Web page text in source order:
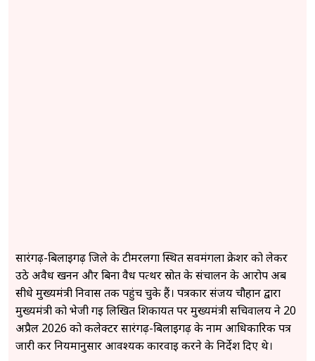
सारंगढ़-बिलाईगढ़ जिले के टीमरलगा स्थित सर्वमंगला क्रेशर को लेकर
उठे अवैध खनन और बिना वैध पत्थर स्रोत के संचालन के आरोप अब
सीधे मुख्यमंत्री निवास तक पहुंच चुके हैं। पत्रकार संजय चौहान द्वारा
मुख्यमंत्री को भेजी गई लिखित शिकायत पर मुख्यमंत्री सचिवालय ने 20
अप्रैल 2026 को कलेक्टर सारंगढ़-बिलाईगढ़ के नाम आधिकारिक पत्र
जारी कर नियमानुसार आवश्यक कार्रवाई करने के निर्देश दिए थे।